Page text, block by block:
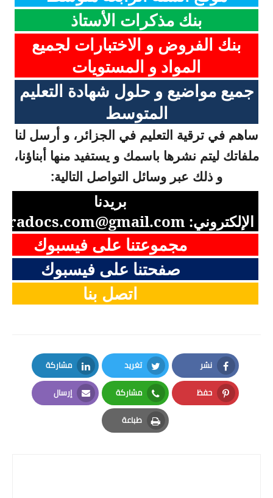
بنك مذكرات الأستاذ
بنك الفروض و الاختبارات لجميع
المواد و المستويات
جميع مواضيع و حلول شهادة التعليم
المتوسط
ساهم في ترقية التعليم في الجزائر، و أرسل لنا
ملفاتك ليتم نشرها باسمك و يستفيد منها أبناؤنا،
و ذلك عبر وسائل التواصل التالية:
بريدنا
الإلكتروني:
مجموعتنا على فيسبوك
صفحتنا على فيسبوك
اتصل بنا
نشر
Facebook
تغريد
Twitter
مشاركة
LinkedIn
حفظ
Pinterest
مشاركة
Whatsapp
إرسال
Email
طباعة
Print